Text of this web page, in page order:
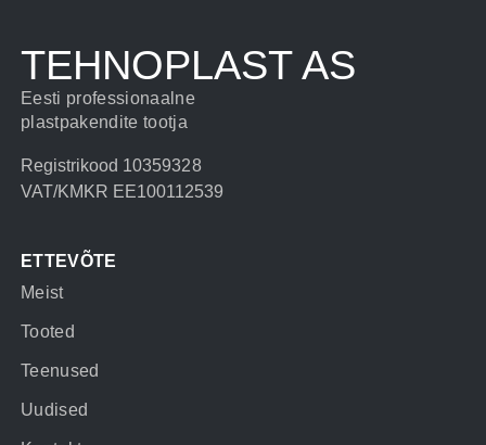
TEHNOPLAST AS
Eesti professionaalne
plastpakendite tootja
Registrikood 10359328
VAT/KMKR EE100112539
ETTEVÕTE
Meist
Tooted
Teenused
Uudised